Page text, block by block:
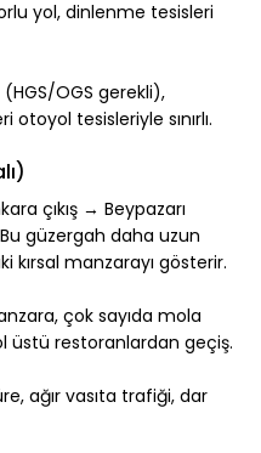
yol, dinlenme tesisleri
OGS gerekli),
otoyol tesisleriyle sınırlı.
çıkış → Beypazarı
güzergah daha uzun
kırsal manzarayı gösterir.
çok sayıda mola
üstü restoranlardan geçiş.
ağır vasıta trafiği, dar